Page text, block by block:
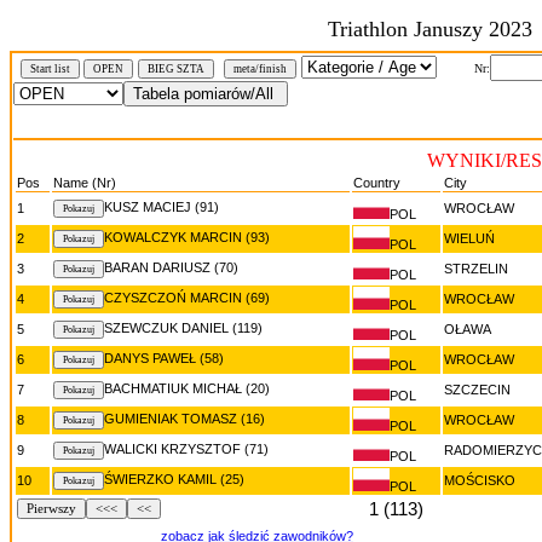
Triathlon Januszy 2023
Start list OPEN BIEG SZTA meta/finish Nr:
WYNIKI/
Pos Name (Nr) Country
City
1
KUSZ MACIEJ (91) POL WROCŁAW
2 KOWALCZYK MARCIN (93) POL WIELUŃ
3 BARAN DARIUSZ (70) POL STRZELIN
4 CZYSZCZOŃ MARCIN (69) POL WROCŁAW
5 SZEWCZUK DANIEL (119) POL OŁAWA
6 DANYS PAWEŁ (58) POL WROCŁAW
7 BACHMATIUK MICHAŁ (20) POL SZCZECIN
8 GUMIENIAK TOMASZ (16) POL WROCŁAW
9 WALICKI KRZYSZTOF (71) POL
10 ŚWIERZKO KAMIL (25) POL MOŚCISKO
Pierwszy <<< << 1 (113)
zobacz jak śledzić zawodników?